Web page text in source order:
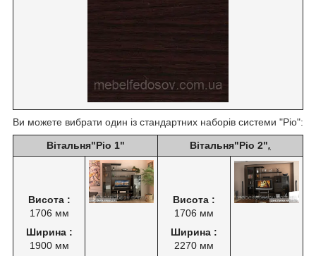
Ви можете вибрати один із стандартних наборів системи "Ріо":
Вітальня"Ріо 1" Вітальня"Ріо 2",
Висота :
1706 мм
Ширина :
1900 мм
Висота :
1706 мм
Ширина :
2270 мм